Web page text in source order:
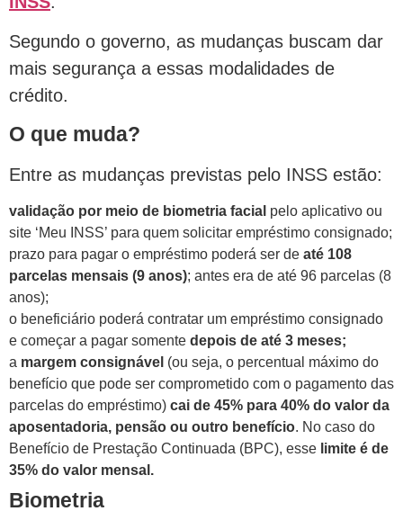
Segundo o governo, as mudanças buscam dar
mais segurança a essas modalidades de
crédito.
O que muda?
Entre as mudanças previstas pelo INSS estão:
validação por meio de biometria facial pelo aplicativo ou
site ‘Meu INSS’ para quem solicitar empréstimo consignado;
prazo para pagar o empréstimo poderá ser de até 108
parcelas mensais (9 anos); antes era de até 96 parcelas (8
anos);
o beneficiário poderá contratar um empréstimo consignado
e começar a pagar somente depois de até 3 meses;
a margem consignável (ou seja, o percentual máximo do
benefício que pode ser comprometido com o pagamento das
parcelas do empréstimo) cai de 45% para 40% do valor da
aposentadoria, pensão ou outro benefício. No caso do
Benefício de Prestação Continuada (BPC), esse limite é de
35% do valor mensal.
Biometria